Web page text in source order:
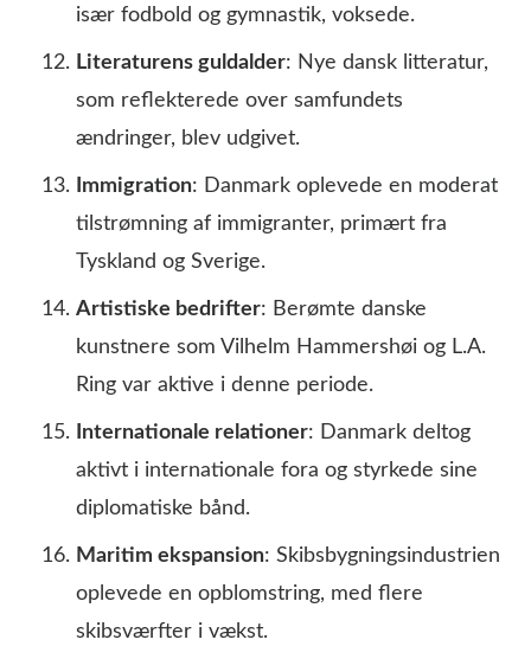
især fodbold og gymnastik, voksede.
Literaturens guldalder: Nye dansk litteratur,
som reflekterede over samfundets
ændringer, blev udgivet.
Immigration: Danmark oplevede en moderat
tilstrømning af immigranter, primært fra
Tyskland og Sverige.
Artistiske bedrifter: Berømte danske
kunstnere som Vilhelm Hammershøi og L.A.
Ring var aktive i denne periode.
Internationale relationer: Danmark deltog
aktivt i internationale fora og styrkede sine
diplomatiske bånd.
Maritim ekspansion: Skibsbygningsindustrien
oplevede en opblomstring, med flere
skibsværfter i vækst.